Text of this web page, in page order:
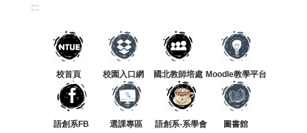
:::
校首頁 校園入口網 國北教師培處 Moodle教學平台
語創系FB 選課專區 語創系-系學會 圖書館